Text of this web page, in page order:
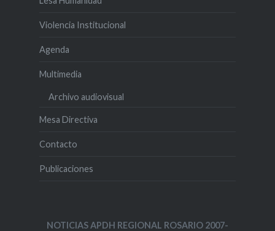
Violencia Institucional
Agenda
Multimedia
Archivo audiovisual
Mesa Directiva
Contacto
Publicaciones
NOTICIAS APDH REGIONAL ROSARIO 2007-